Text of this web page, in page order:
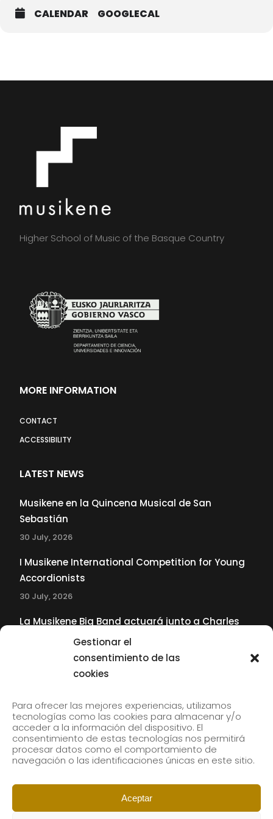
Gestionar el
consentimiento de las
cookies
Para ofrecer las mejores experiencias, utilizamos
tecnologías como las cookies para almacenar y/o
acceder a la información del dispositivo. El
consentimiento de estas tecnologías nos permitirá
procesar datos como el comportamiento de
navegación o las identificaciones únicas en este sitio.
Aceptar
CALENDAR GOOGLECAL
Higher School of Music of the Basque Country
MORE INFORMATION
CONTACT
ACCESSIBILITY
LATEST NEWS
Musikene en la Quincena Musical de San
Sebastián
30 July, 2026
I Musikene International Competition for Young
Accordionists
30 July, 2026
La Musikene Big Band actuará junto a Charles
Tolliver en el 61 Jazzaldia
Subscribe to our newsletter to receive our news by
email.